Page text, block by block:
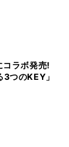
ラボ発売!
つのKEY」